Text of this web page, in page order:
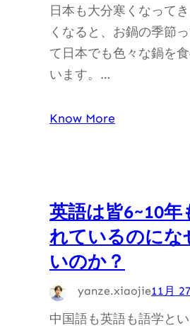
日本も大分寒くなって
くなると、お鍋の季節
て日本でも色々な鍋を
います。…
Know More
英語は皆6~10年
れているのにな
いのか？
yanze.xiaojie11月
中国語も英語も語学と